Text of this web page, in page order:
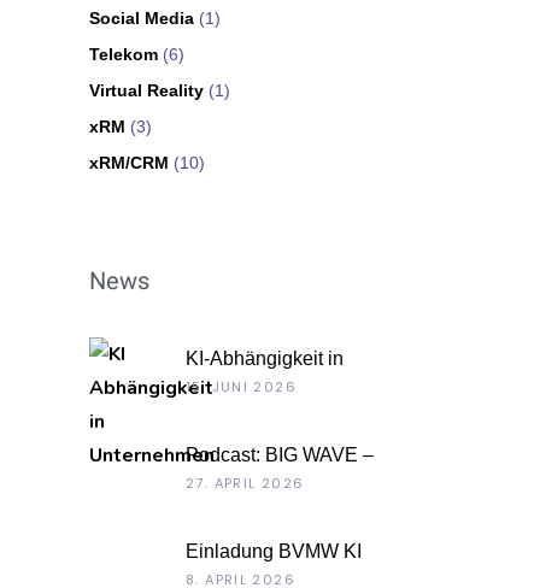
Social Media (1)
Telekom (6)
Virtual Reality (1)
xRM (3)
xRM/CRM (10)
News
KI-Abhängigkeit in
Unternehmen
15. JUNI 2026
Podcast: BIG WAVE –
Unternehmenskultur als
27. APRIL 2026
Einladung BVMW KI
Roadshow 2026: KI im Kontext
8. APRIL 2026